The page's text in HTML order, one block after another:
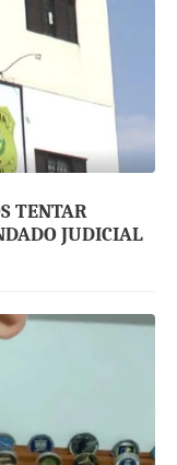
TENTAR
JUDICIAL